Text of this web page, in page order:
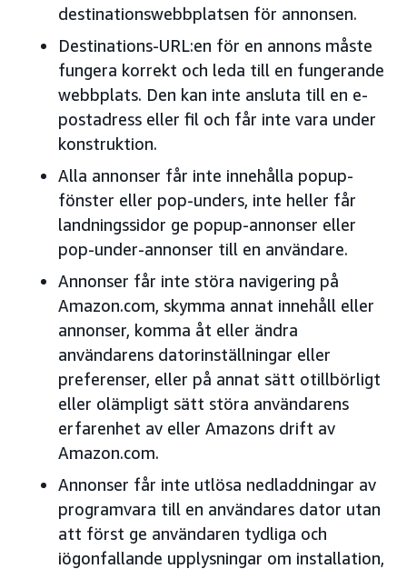
destinationswebbplatsen för annonsen.
Destinations-URL:en för en annons måste
fungera korrekt och leda till en fungerande
webbplats. Den kan inte ansluta till en e-
postadress eller fil och får inte vara under
konstruktion.
Alla annonser får inte innehålla popup-
fönster eller pop-unders, inte heller får
landningssidor ge popup-annonser eller
pop-under-annonser till en användare.
Annonser får inte störa navigering på
Amazon.com, skymma annat innehåll eller
annonser, komma åt eller ändra
användarens datorinställningar eller
preferenser, eller på annat sätt otillbörligt
eller olämpligt sätt störa användarens
erfarenhet av eller Amazons drift av
Amazon.com.
Annonser får inte utlösa nedladdningar av
programvara till en användares dator utan
att först ge användaren tydliga och
iögonfallande upplysningar om installation,